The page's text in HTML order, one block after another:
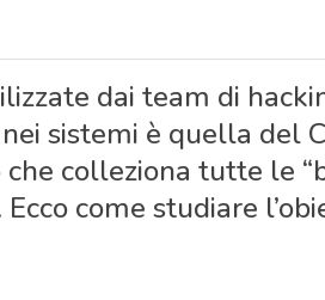
dai team di
sistemi è quella del
colleziona tutte le
come studiare